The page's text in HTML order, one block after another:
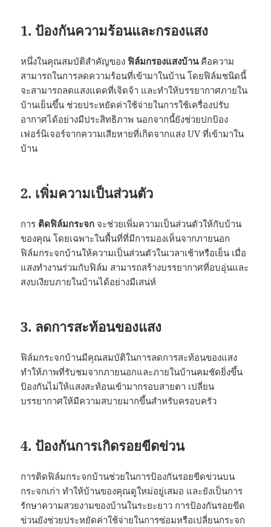
1. ป้องกันความร้อนและกรองแสง
หนึ่งในคุณสมบัติสำคัญของฟิล์มกรองแสงบ้านคือความ
สามารถในการลดความร้อนที่เข้ามาในบ้าน โดยฟิล์มชนิดนี้
จะสามารถลดแสงแดดที่เจิดจ้า และทำให้บรรยากาศภายใน
บ้านเย็นขึ้น ช่วยประหยัดค่าใช้จ่ายในการใช้เครื่องปรับ
อากาศได้อย่างมีประสิทธิภาพ นอกจากนี้ยังช่วยปกป้อง
เฟอร์นิเจอร์จากความเสียหายที่เกิดจากแสง UV ที่เข้ามาใน
บ้าน
2. เพิ่มความเป็นส่วนตัว
การ ติดฟิล์มกระจก จะช่วยเพิ่มความเป็นส่วนตัวให้กับบ้าน
ของคุณ โดยเฉพาะในพื้นที่ที่มีการมองเห็นจากภายนอก
ฟิล์มกระจกบ้านให้ความเป็นส่วนตัวในเวลาเช้าหรือเย็น เมื่อ
แสงทำงานร่วมกับฟิล์ม สามารถสร้างบรรยากาศที่อบอุ่นและ
สงบเงียบภายในบ้านได้อย่างมีเสน่ห์
3. ลดการสะท้อนของแสง
ฟิล์มกระจกบ้านมีคุณสมบัติในการลดการสะท้อนของแสง
ทำให้ภาพที่รับชมจากภายนอกและภายในบ้านคมชัดยิ่งขึ้น
ป้องกันไม่ให้แสงสะท้อนเข้ามากรอบสายตา เปลี่ยน
บรรยากาศให้มีความสบายมากขึ้นสำหรับครอบครัว
4. ป้องกันการเกิดรอยขีดข่วน
การติดฟิล์มกระจกบ้านช่วยในการป้องกันรอยขีดข่วนบน
กระจกเก่า ทำให้บ้านของคุณดูใหม่อยู่เสมอ และยังเป็นการ
รักษาความสวยงามของบ้านในระยะยาว การป้องกันรอยขีด
ข่วนยังช่วยประหยัดค่าใช้จ่ายในการซ่อมหรือเปลี่ยนกระจก